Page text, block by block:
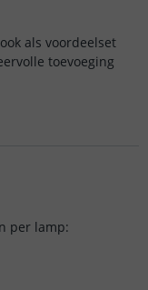
als voordeelset
toevoeging
per lamp: